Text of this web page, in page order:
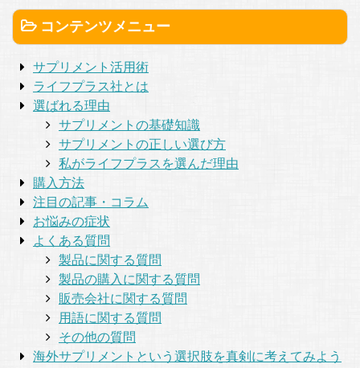
コンテンツメニュー
サプリメント活用術
ライフプラス社とは
選ばれる理由
サプリメントの基礎知識
サプリメントの正しい選び方
私がライフプラスを選んだ理由
購入方法
注目の記事・コラム
お悩みの症状
よくある質問
製品に関する質問
製品の購入に関する質問
販売会社に関する質問
用語に関する質問
その他の質問
海外サプリメントという選択肢を真剣に考えてみよう